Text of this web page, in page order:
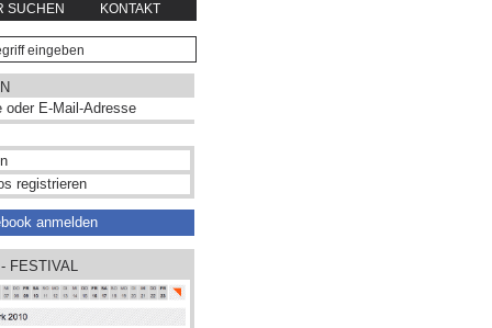
SUCHEN KONTAKT
registrieren
anmelden
FESTIVAL